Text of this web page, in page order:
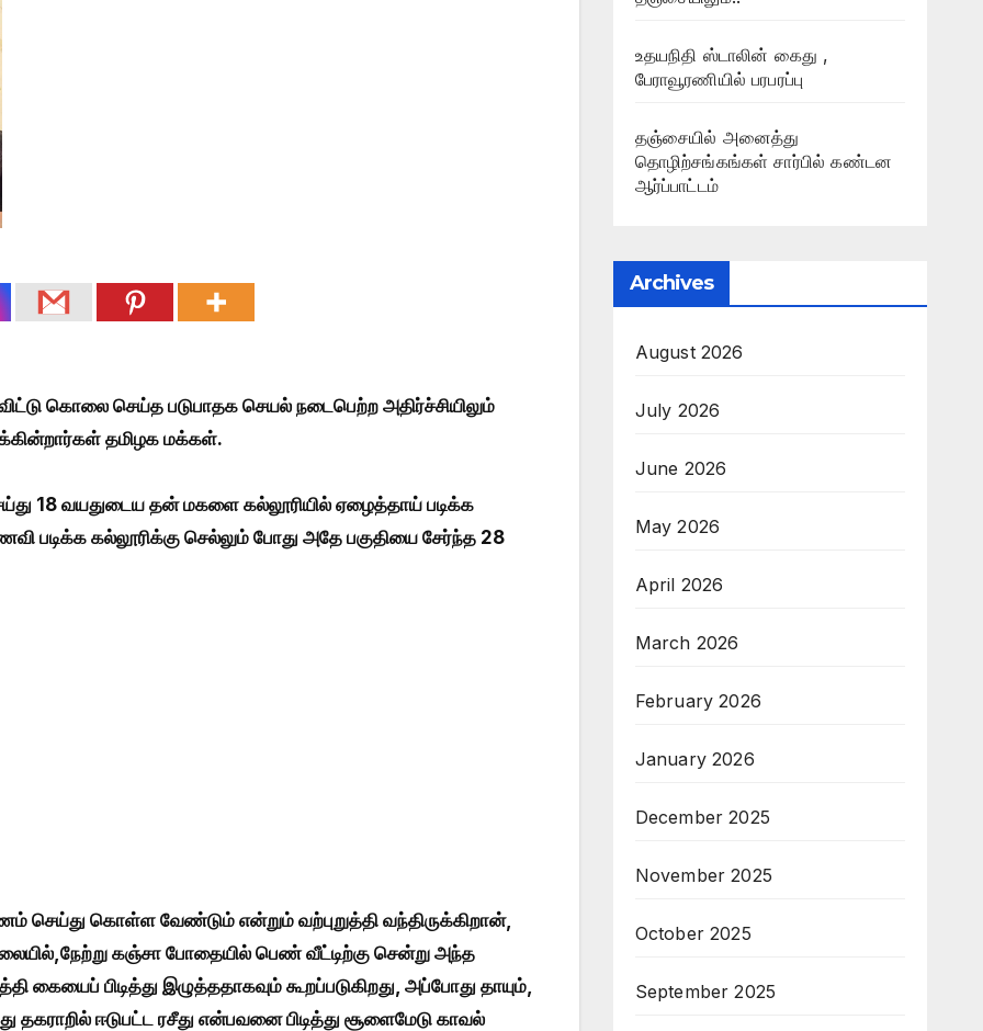
கொலை செய்த படுபாதக செயல் நடைபெற்ற அதிர்ச்சியிலும்
தமிழக மக்கள்.
18 வயதுடைய தன் மகளை கல்லூரியில் ஏழைத்தாய் படிக்க
படிக்க கல்லூரிக்கு செல்லும் போது அதே பகுதியை சேர்ந்த 28
கொள்ள வேண்டும் என்றும் வற்புறுத்தி வந்திருக்கிறான்,
நேற்று கஞ்சா போதையில் பெண் வீட்டிற்கு சென்று அந்த
பிடித்து இழுத்ததாகவும் கூறப்படுகிறது, அப்போது தாயும்,
ஈடுபட்ட ரசீது என்பவனை பிடித்து சூளைமேடு காவல்
உதயநிதி ஸ்டாலின் கைது ,
பேராவூரணியில் பரபரப்பு
தஞ்சையில் அனைத்து
தொழிற்சங்கங்கள் சார்பில் கண்டன
ஆர்ப்பாட்டம்
Archives
August 2026
July 2026
June 2026
May 2026
April 2026
March 2026
February 2026
January 2026
December 2025
November 2025
October 2025
September 2025